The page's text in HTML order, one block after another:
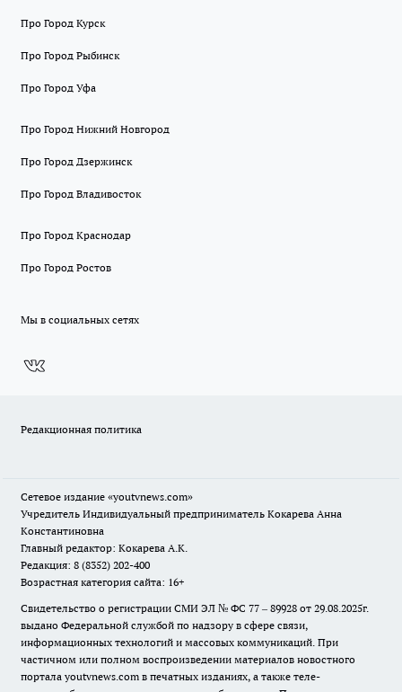
Про Город Курск
Про Город Рыбинск
Про Город Уфа
Про Город Нижний Новгород
Про Город Дзержинск
Про Город Владивосток
Про Город Краснодар
Про Город Ростов
Мы в социальных сетях
Редакционная политика
Сетевое издание «youtvnews.com»
Учредитель Индивидуальный предприниматель Кокарева Анна
Константиновна
Главный редактор: Кокарева А.К.
Редакция: 8 (8352) 202-400
Возрастная категория сайта: 16+
Свидетельство о регистрации СМИ ЭЛ № ФС 77 – 89928 от 29.08.2025г.
выдано Федеральной службой по надзору в сфере связи,
информационных технологий и массовых коммуникаций. При
частичном или полном воспроизведении материалов новостного
портала youtvnews.com в печатных изданиях, а также теле-